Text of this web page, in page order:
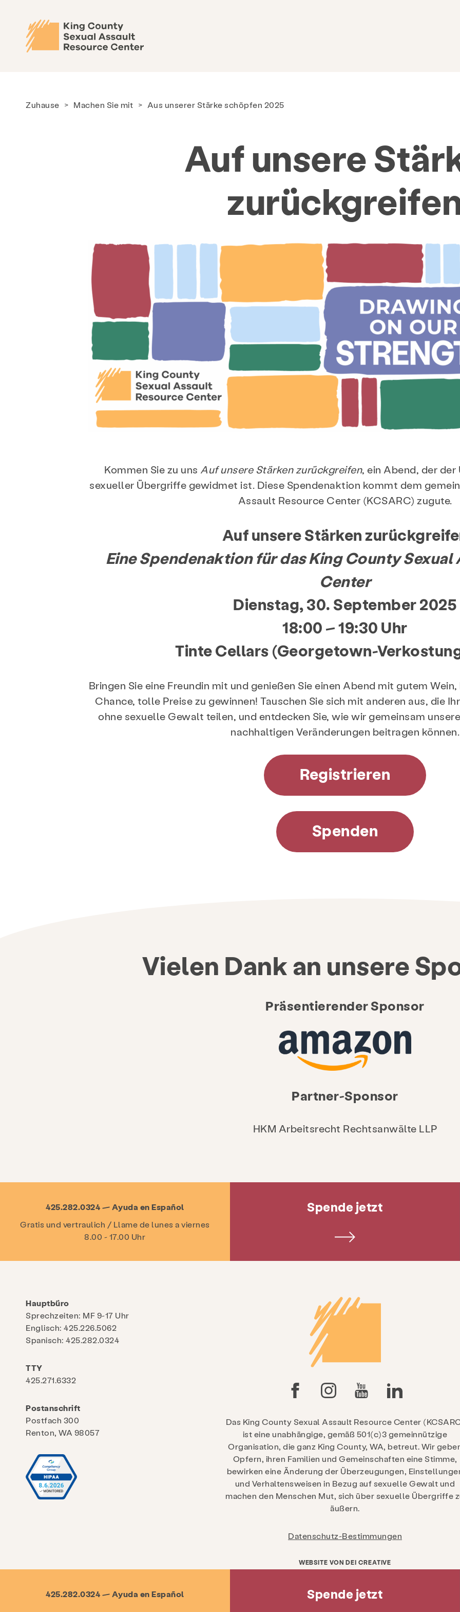
Prävention & Bildung Ressourcen
Bekomme jetzt Hilfe
Zuhause > Machen Sie mit > Aus unserer Stärke schöpfen 2025
Auf unsere
Kommen Sie zu uns Auf unsere Stärken zurückgreifen, ein Abend, der
sexueller Übergriffe gewidmet ist. Diese Spendenaktion kommt dem
Assault Resource Center (KCSARC) zugute.
Auf unsere Stärken
Eine Spendenaktion für das King County Sexual
Center
Dienstag, 30. September 2025
18:00 – 19:30 Uhr
Tinte Cellars (Georgetown-
Bringen Sie eine Freundin mit und genießen Sie einen Abend mit gutem
Chance, tolle Preise zu gewinnen! Tauschen Sie sich mit anderen aus, die
ohne sexuelle Gewalt teilen, und entdecken Sie, wie wir gemeinsam
nachhaltigen Veränderungen beitragen können.
Registrieren
Spenden
Vielen Dank an unsere
Präsentierender Sponsor
Partner-Sponsor
HKM Arbeitsrecht Rechtsanwälte LLP
425.282.0324 — Ayuda en Español Spende jetzt
425.282.0324 — Ayuda en Español
Gratis und vertraulich / Llame de lunes a viernes
8.00 - 17.00 Uhr
Spende jetzt
Hauptbüro
Sprechzeiten: MF 9-17 Uhr
Englisch: 425.226.5062
Spanisch: 425.282.0324
TTY
425.271.6332
Postanschrift
Postfach 300
Renton, WA 98057
Das King County Sexual Assault Resource Center
ist eine unabhängige, gemäß 501(c)3 gemeinnützige
Organisation, die ganz King County, WA, betreut. Wir
Opfern, ihren Familien und Gemeinschaften eine Stimme,
bewirken eine Änderung der Überzeugungen,
und Verhaltensweisen in Bezug auf sexuelle Gewalt und
machen den Menschen Mut, sich über sexuelle Übergriffe
äußern.
Datenschutz-Bestimmungen
WEBSITE VON DEI CREATIVE